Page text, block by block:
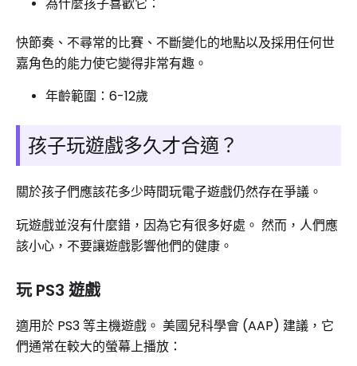
快節奏、不尋常的比賽、不斷變化的地點以及採用任何世
嘉角色的能力使它變得非常有趣。
年齡範圍：6-12歲
孩子玩遊戲多久才合適？
關於孩子們應該花多少時間玩電子遊戲仍然存在爭議。
玩遊戲並沒有什麼錯，因為它有很多好處。 然而，人們應
該小心，不要讓遊戲影響他們的健康。
玩 PS3 遊戲
適用於 PS3 等主機遊戲。 美國兒科學會 (AAP) 建議，它
們通常在較大的螢幕上播放：